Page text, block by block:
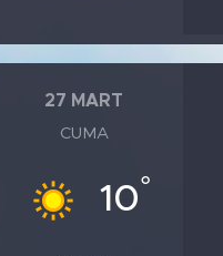
27 MART
CUMA
10°